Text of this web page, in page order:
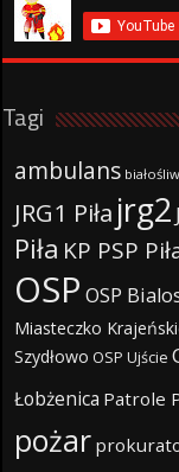
Tagi
ambulans
JRG1 Piła jrg2
Piła KP PSP
OSP OSP
Miasteczko
Szydłowo OSP Ujście
Łobżenica Patrole
pożar